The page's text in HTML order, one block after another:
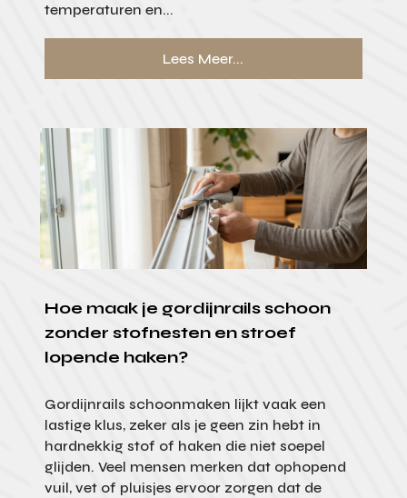
temperaturen en...
Lees Meer...
Hoe maak je gordijnrails schoon
zonder stofnesten en stroef
lopende haken?
Gordijnrails schoonmaken lijkt vaak een
lastige klus, zeker als je geen zin hebt in
hardnekkig stof of haken die niet soepel
glijden. Veel mensen merken dat ophopend
vuil, vet of pluisjes ervoor zorgen dat de